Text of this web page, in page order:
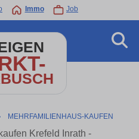
Immo Job
MEHRFAMILIENHAUS-KAUFEN
Krefeld Inrath -